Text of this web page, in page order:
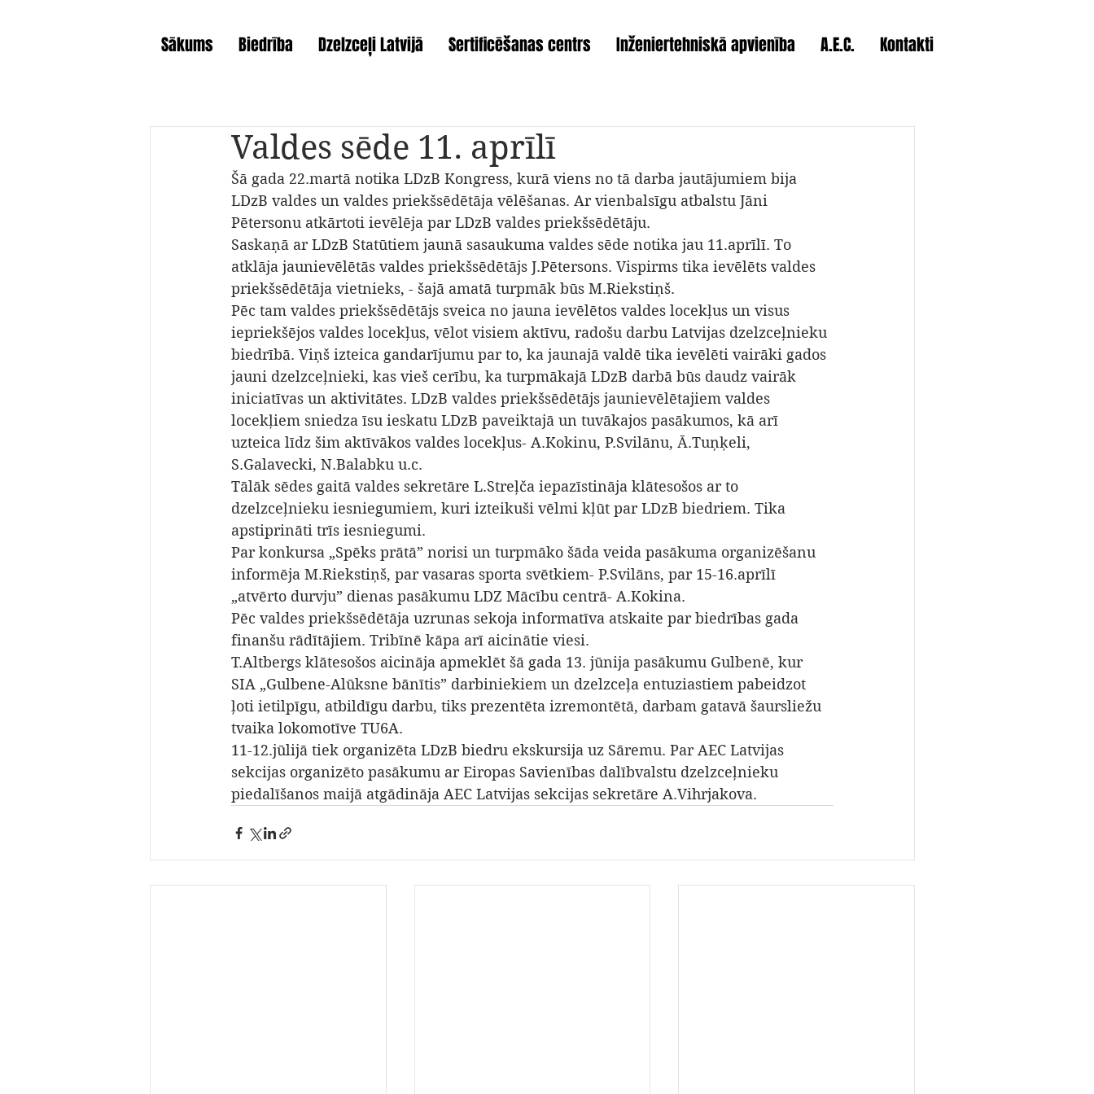
Sākums Biedrība Dzelzceļi Latvijā Sertificēšanas centrs Inženiertehniskā apvienība A.E.C. Kontakti
Valdes sēde 11. aprīlī
Šā gada 22.martā notika LDzB Kongress, kurā viens no tā darba jautājumiem bija
LDzB valdes un valdes priekšsēdētāja vēlēšanas. Ar vienbalsīgu atbalstu Jāni
Pētersonu atkārtoti ievēlēja par LDzB valdes priekšsēdētāju.
Saskaņā ar LDzB Statūtiem jaunā sasaukuma valdes sēde notika jau 11.aprīlī. To
atklāja jaunievēlētās valdes priekšsēdētājs J.Pētersons. Vispirms tika ievēlēts valdes
priekšsēdētāja vietnieks, - šajā amatā turpmāk būs M.Riekstiņš.
Pēc tam valdes priekšsēdētājs sveica no jauna ievēlētos valdes locekļus un visus
iepriekšējos valdes locekļus, vēlot visiem aktīvu, radošu darbu Latvijas dzelzceļnieku
biedrībā. Viņš izteica gandarījumu par to, ka jaunajā valdē tika ievēlēti vairāki gados
jauni dzelzceļnieki, kas vieš cerību, ka turpmākajā LDzB darbā būs daudz vairāk
iniciatīvas un aktivitātes. LDzB valdes priekšsēdētājs jaunievēlētajiem valdes
locekļiem sniedza īsu ieskatu LDzB paveiktajā un tuvākajos pasākumos, kā arī
uzteica līdz šim aktīvākos valdes locekļus- A.Kokinu, P.Svilānu, Ā.Tuņķeli,
S.Galavecki, N.Balabku u.c.
Tālāk sēdes gaitā valdes sekretāre L.Streļča iepazīstināja klātesošos ar to
dzelzceļnieku iesniegumiem, kuri izteikuši vēlmi kļūt par LDzB biedriem. Tika
apstiprināti trīs iesniegumi.
Par konkursa „Spēks prātā” norisi un turpmāko šāda veida pasākuma organizēšanu
informēja M.Riekstiņš, par vasaras sporta svētkiem- P.Svilāns, par 15-16.aprīlī
„atvērto durvju” dienas pasākumu LDZ Mācību centrā- A.Kokina.
Pēc valdes priekšsēdētāja uzrunas sekoja informatīva atskaite par biedrības gada
finanšu rādītājiem. Tribīnē kāpa arī aicinātie viesi.
T.Altbergs klātesošos aicināja apmeklēt šā gada 13. jūnija pasākumu Gulbenē, kur
SIA „Gulbene-Alūksne bānītis” darbiniekiem un dzelzceļa entuziastiem pabeidzot
ļoti ietilpīgu, atbildīgu darbu, tiks prezentēta izremontētā, darbam gatavā šaursliežu
tvaika lokomotīve TU6A.
11-12.jūlijā tiek organizēta LDzB biedru ekskursija uz Sāremu. Par AEC Latvijas
sekcijas organizēto pasākumu ar Eiropas Savienības dalībvalstu dzelzceļnieku
piedalīšanos maijā atgādināja AEC Latvijas sekcijas sekretāre A.Vihrjakova.